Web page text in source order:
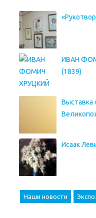
ИВАН
(1839)
Выставка
Исаак
Наши новости